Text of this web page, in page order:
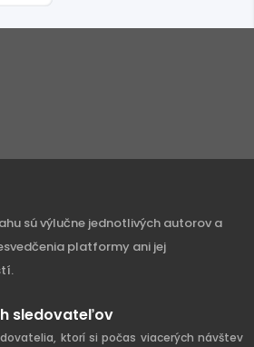
sú výlučne jednotlivých autorov a
platformy ani jej
sledovateľov
ktorí si počas viacerých návštev